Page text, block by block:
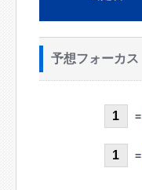
予想フォーカス
1 =
1 =